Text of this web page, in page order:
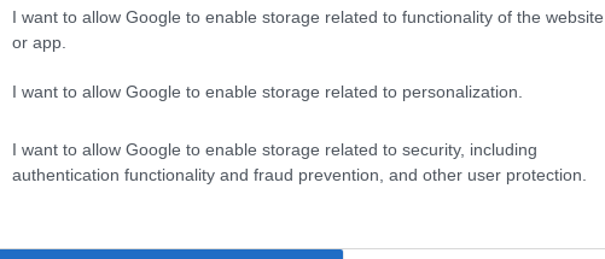
I want to allow Google to enable storage related to functionality of the website
or app.
I want to allow Google to enable storage related to personalization.
I want to allow Google to enable storage related to security, including
authentication functionality and fraud prevention, and other user protection.